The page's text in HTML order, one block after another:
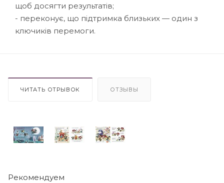
щоб досягти результатів;
- переконує, що підтримка близьких — один з
ключиків перемоги.
ЧИТАТЬ ОТРЫВОК ОТЗЫВЫ
Рекомендуем